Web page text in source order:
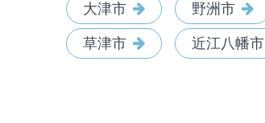
大津市 野洲市
草津市 近江八幡市